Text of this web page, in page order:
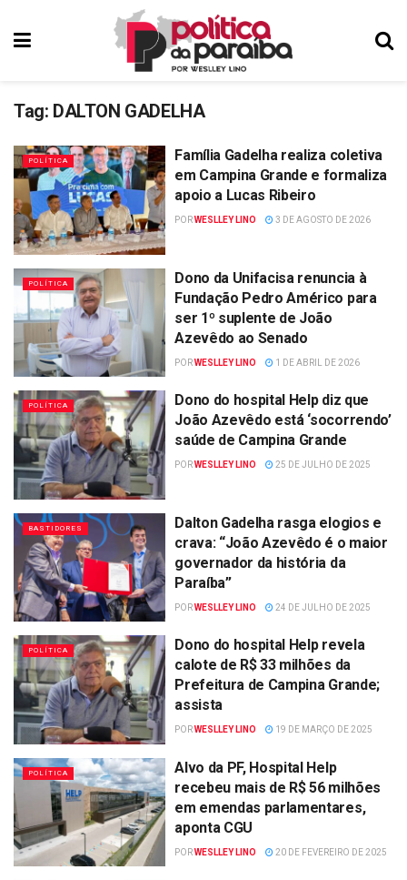
Tag: DALTON GADELHA
POLÍTICA
Família Gadelha realiza coletiva
em Campina Grande e formaliza
apoio a Lucas Ribeiro
PORWESLLEY LINO 3 DE AGOSTO DE 2026
POLÍTICA
Dono da Unifacisa renuncia à
Fundação Pedro Américo para
ser 1º suplente de João
Azevêdo ao Senado
PORWESLLEY LINO 1 DE ABRIL DE 2026
POLÍTICA
Dono do hospital Help diz que
João Azevêdo está ‘socorrendo’
saúde de Campina Grande
PORWESLLEY LINO 25 DE JULHO DE 2025
BASTIDORES
Dalton Gadelha rasga elogios e
crava: “João Azevêdo é o maior
governador da história da
Paraíba”
PORWESLLEY LINO 24 DE JULHO DE 2025
POLÍTICA
Dono do hospital Help revela
calote de R$ 33 milhões da
Prefeitura de Campina Grande;
assista
PORWESLLEY LINO 19 DE MARÇO DE 2025
POLÍTICA
Alvo da PF, Hospital Help
recebeu mais de R$ 56 milhões
em emendas parlamentares,
aponta CGU
PORWESLLEY LINO 20 DE FEVEREIRO DE 2025